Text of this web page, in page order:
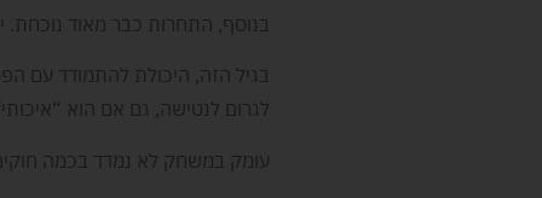
בנוסף, התחרות כבר מאוד נוכחת.
בגיל הזה, היכולת להתמודד עם
לגרום לנטישה, גם אם הוא
עומק במשחק לא נמדד בכמה